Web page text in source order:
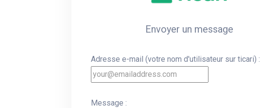
Envoyer un message
Adresse e-mail (votre nom d'utilisateur sur ticari) :
Message :